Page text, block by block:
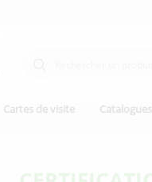
Cartes de visite Catalogues